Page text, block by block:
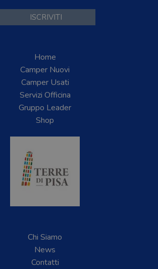
Home
Camper Nuovi
Camper Usati
Servizi Officina
Gruppo Leader
Shop
Chi Siamo
News
Contatti